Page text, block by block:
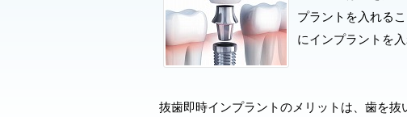
プラントを入れる
にインプラントを
抜歯即時インプラントのメリットは、歯を